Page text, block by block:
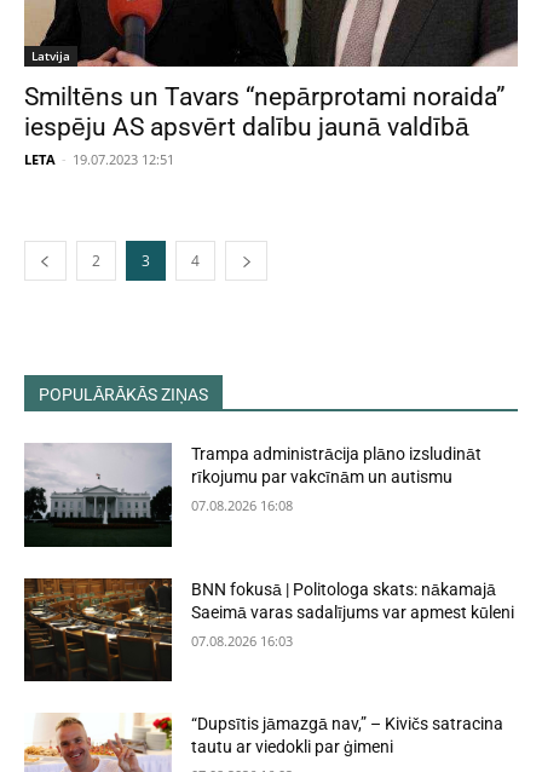
Latvija
Smiltēns un Tavars “nepārprotami noraida”
iespēju AS apsvērt dalību jaunā valdībā
LETA - 19.07.2023 12:51
2 3 4
POPULĀRĀKĀS ZIŅAS
Trampa administrācija plāno izsludināt
rīkojumu par vakcīnām un autismu
07.08.2026 16:08
BNN fokusā | Politologa skats: nākamajā
Saeimā varas sadalījums var apmest kūleni
07.08.2026 16:03
“Dupsītis jāmazgā nav,” – Kivičs satracina
tautu ar viedokli par ģimeni